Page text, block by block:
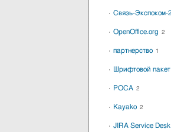
Связь-Экспоком-
OpenOffice.org 2
партнерство 1
Шрифтовой пакет
РОСА 2
Kayako 2
JIRA Service Desk